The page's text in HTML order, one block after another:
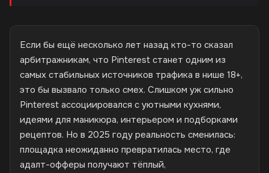
Если бы ещё несколько лет назад кто-то сказал
арбитражникам, что Pinterest станет одним из
самых стабильных источников трафика в нише 18+,
это бы вызвало только смех. Слишком уж сильно
Pinterest ассоциировался с уютными кухнями,
идеями для маникюра, интерьером и подборками
рецептов. Но в 2025 году реальность сменилась:
площадка неожиданно превратилась место, где
адалт-офферы получают тёплый,